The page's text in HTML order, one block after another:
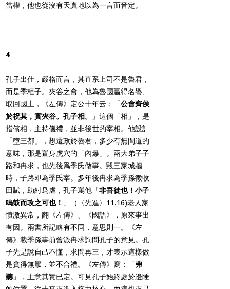
當權，他也從沒有天真地以為一言而音定。
4
孔子出仕，嚴格而言，其直系上司不是魯君，
而是季桓子。夾谷之會，他為魯國贏得名譽、
取回國土，《左傳》定公十年云：「公會齊侯
於祝其，實夾谷。孔子相。
」這個「相」，是
指儐相，主持儀禮，並非後世的宰相。他設計
「墮三都」，想還政於魯君，多少有無間道的
意味，那是置身虎穴的「內爆」。兩大弟子子
路和冉求，也先後爲季氏做事。毀三家城牆
時，子路即為季氏宰。多年後冉求為季孫徵收
田賦，助紂爲虐，孔子罵他「非吾徒也！小子
鳴鼓而攻之可也！
」（〈先進〉11.16)老人家
憤激異常，翻《左傳》、《國語》，原來事出
有因。兩書所記略有不同，意思則一。《左
傳》載季孫事前曾派冉求詢問孔子的意見。孔
子先是說自己不懂，求問再三，才表示這樣做
是貪得無厭，並不合禮。《左傳》寫：「弗
聽 」，主意其實已定。可見孔子始終處於邊陲